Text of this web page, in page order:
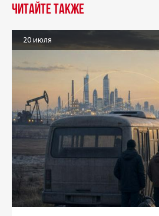
Читайте также
20 июля